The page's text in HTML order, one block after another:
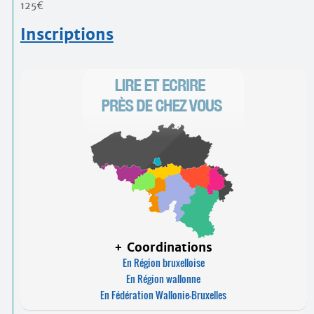
125€
Inscriptions
+ Coordinations
En Région bruxelloise
En Région wallonne
En Fédération Wallonie-Bruxelles